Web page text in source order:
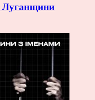
Луганщини